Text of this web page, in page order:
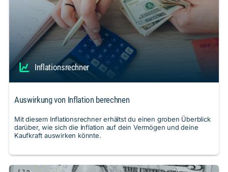
Inflationsrechner
Auswirkung von Inflation berechnen
Mit diesem Inflationsrechner erhältst du einen groben Überblick
darüber, wie sich die Inflation auf dein Vermögen und deine
Kaufkraft auswirken könnte.